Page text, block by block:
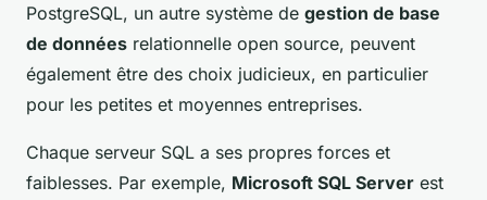
PostgreSQL, un autre système de gestion de base
de données relationnelle open source, peuvent
également être des choix judicieux, en particulier
pour les petites et moyennes entreprises.
Chaque serveur SQL a ses propres forces et
faiblesses. Par exemple, Microsoft SQL Server est